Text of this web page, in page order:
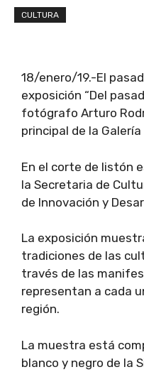
CULTURA
18/enero/19.-El
exposición “Del
fotógrafo Arturo
principal de la
En el corte de listón
la Secretaria de
de Innovación y
La exposición
tradiciones de las
través de las
representan a cada
región.
La muestra está
blanco y negro de la